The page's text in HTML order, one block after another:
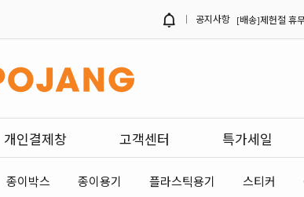
공지사항 [NEW]버거트레
개인결제창 고객센터 특가세일
종이박스 종이용기 플라스틱용기 스티커